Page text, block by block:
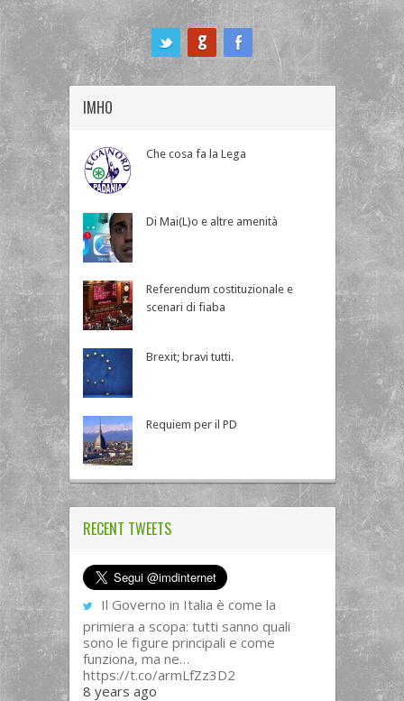
IMHO
Che cosa fa la Lega
Di Mai(L)o e altre amenità
Referendum costituzionale e
scenari di fiaba
Brexit; bravi tutti.
Requiem per il PD
RECENT TWEETS
Il Governo in Italia è come la
primiera a scopa: tutti sanno quali
sono le figure principali e come
funziona, ma ne…
https://t.co/armLfZz3D2
8 years ago